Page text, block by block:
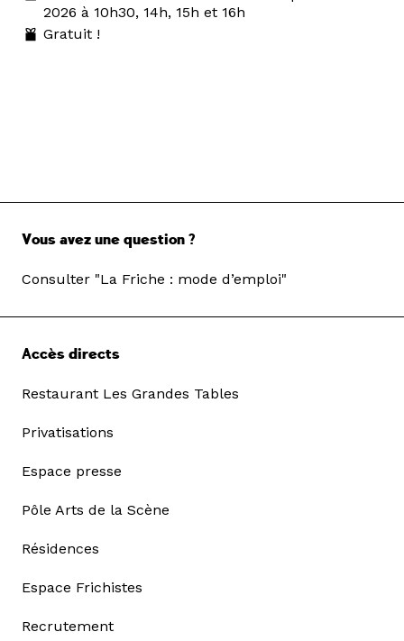
2026 à 10h30, 14h, 15h et 16h
Gratuit !
Vous avez une question ?
Consulter "La Friche : mode d’emploi"
Accès directs
Restaurant Les Grandes Tables
Privatisations
Espace presse
Pôle Arts de la Scène
Résidences
Espace Frichistes
Recrutement